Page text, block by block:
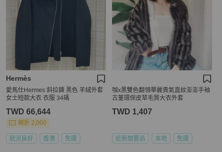
Hermès
愛馬仕Hermes 斜拉鍊 黑色 羊絨外套
女士短款大衣 衣服 34碼
TWD 66,644
現折 2,000
狀況良好 香港 免運
咖x黑雙色翻領華麗貴氣直紋澎澎手袖
古董環保皮草毛質大衣外套
TWD 1,407
近新閒置品 本地 免運